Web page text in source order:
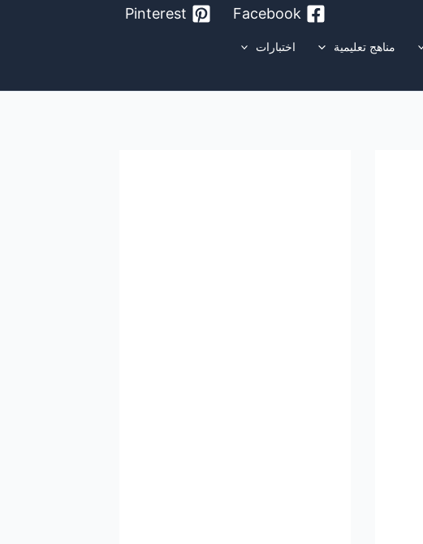
Facebook
Pinterest
مناهج تعليمية
اختبارات